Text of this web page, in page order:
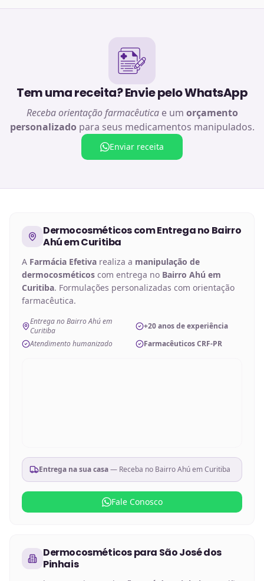
Tem uma receita? Envie pelo WhatsApp
Receba orientação farmacêuticae um orçamento
personalizado para seus medicamentos manipulados.
Enviar receita
Dermocosméticoscom Entrega no Bairro
Ahú em Curitiba
A Farmácia Efetiva realiza a manipulação de
dermocosméticos com entrega no Bairro Ahú em
Curitiba. Formulações personalizadas com orientação
farmacêutica.
Entrega no Bairro Ahú em
Curitiba
+20 anos de experiência
Atendimento humanizado
Farmacêuticos CRF-PR
Entrega na sua casa— Receba no Bairro Ahú em Curitiba
Fale Conosco
Dermocosméticospara São José dos
Pinhais